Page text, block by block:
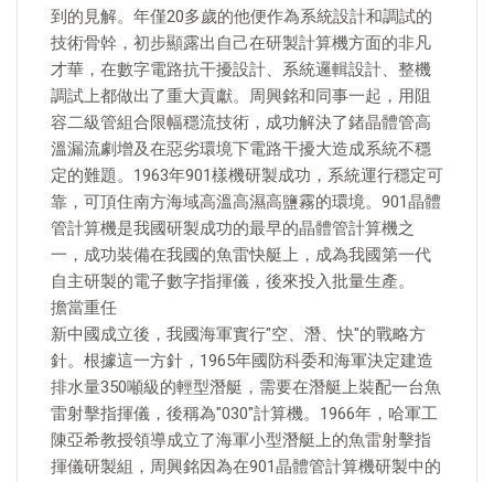
到的見解。年僅20多歲的他便作為系統設計和調試的
技術骨幹，初步顯露出自己在研製計算機方面的非凡
才華，在數字電路抗干擾設計、系統邏輯設計、整機
調試上都做出了重大貢獻。周興銘和同事一起，用阻
容二級管組合限幅穩流技術，成功解決了鍺晶體管高
溫漏流劇增及在惡劣環境下電路干擾大造成系統不穩
定的難題。1963年901樣機研製成功，系統運行穩定可
靠，可頂住南方海域高溫高濕高鹽霧的環境。901晶體
管計算機是我國研製成功的最早的晶體管計算機之
一，成功裝備在我國的魚雷快艇上，成為我國第一代
自主研製的電子數字指揮儀，後來投入批量生產。
擔當重任
新中國成立後，我國海軍實行"空、潛、快"的戰略方
針。根據這一方針，1965年國防科委和海軍決定建造
排水量350噸級的輕型潛艇，需要在潛艇上裝配一台魚
雷射擊指揮儀，後稱為"030"計算機。1966年，哈軍工
陳亞希教授領導成立了海軍小型潛艇上的魚雷射擊指
揮儀研製組，周興銘因為在901晶體管計算機研製中的